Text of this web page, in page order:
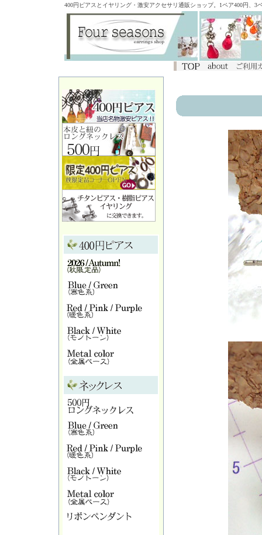
400円ピアスとイヤリング・激安アクセサリ通販ショップ。1ペア400円、